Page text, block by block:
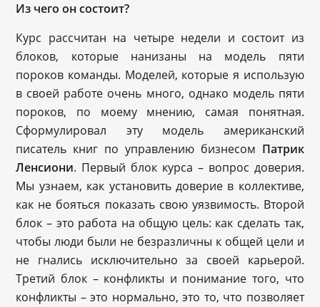
Из чего он состоит?
Курс рассчитан на четыре недели и состоит из
блоков, которые нанизаны на модель пяти
пороков команды. Моделей, которые я использую
в своей работе очень много, однако модель пяти
пороков, по моему мнению, самая понятная.
Сформулировал эту модель американский
писатель книг по управлению бизнесом Патрик
Ленсиони. Первый блок курса – вопрос доверия.
Мы узнаем, как установить доверие в коллективе,
как не бояться показать свою уязвимость. Второй
блок – это работа на общую цель: как сделать так,
чтобы люди были не безразличны к общей цели и
не гнались исключительно за своей карьерой.
Третий блок – конфликты и понимание того, что
конфликты – это нормально, это то, что позволяет